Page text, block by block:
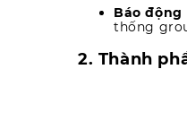
Báo
thống
2. Thành